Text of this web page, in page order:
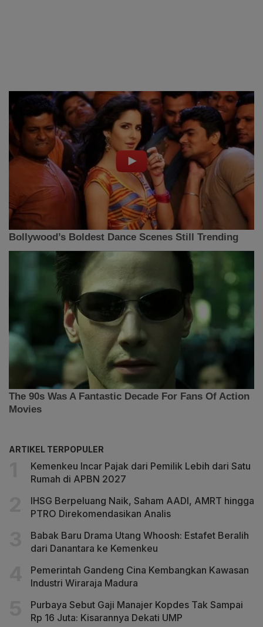
ARTIKEL TERPOPULER
Kemenkeu Incar Pajak dari Pemilik Lebih dari Satu
Rumah di APBN 2027
IHSG Berpeluang Naik, Saham AADI, AMRT hingga
PTRO Direkomendasikan Analis
Babak Baru Drama Utang Whoosh: Estafet Beralih
dari Danantara ke Kemenkeu
Pemerintah Gandeng Cina Kembangkan Kawasan
Industri Wiraraja Madura
Purbaya Sebut Gaji Manajer Kopdes Tak Sampai
Rp 16 Juta: Kisarannya Dekati UMP